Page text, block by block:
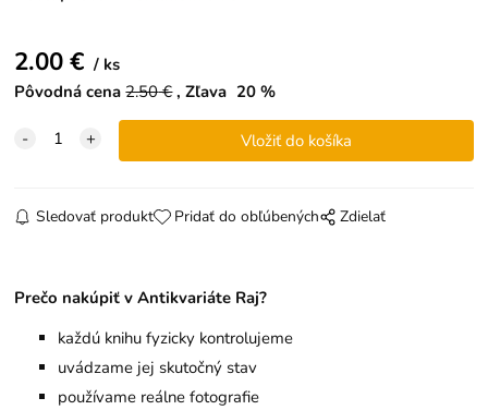
2.00€
ks
Pôvodná cena 2.50€ Zľava 20 %
Sledovať produkt Pridať do obľúbených Zdielať
Prečo nakúpiť v Antikvariáte Raj?
každú knihu fyzicky kontrolujeme
uvádzame jej skutočný stav
používame reálne fotografie